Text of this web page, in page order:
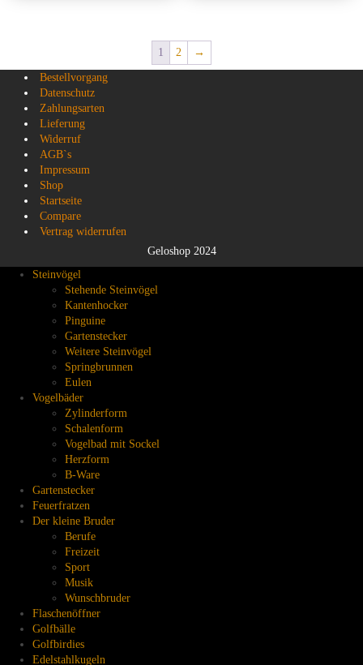
1 2 →
Bestellvorgang
Datenschutz
Zahlungsarten
Lieferung
Widerruf
AGB`s
Impressum
Shop
Startseite
Compare
Vertrag widerrufen
Geloshop 2024
Steinvögel
Stehende Steinvögel
Kantenhocker
Pinguine
Gartenstecker
Weitere Steinvögel
Springbrunnen
Eulen
Vogelbäder
Zylinderform
Schalenform
Vogelbad mit Sockel
Herzform
B-Ware
Gartenstecker
Feuerfratzen
Der kleine Bruder
Berufe
Freizeit
Sport
Musik
Wunschbruder
Flaschenöffner
Golfbälle
Golfbirdies
Edelstahlkugeln